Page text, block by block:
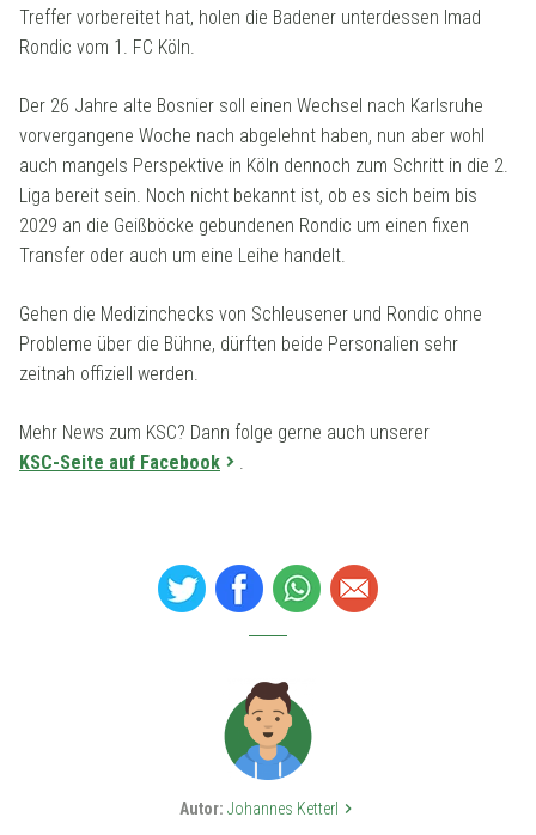
Treffer vorbereitet hat, holen die Badener unterdessen Imad
Rondic vom 1. FC Köln.
Der 26 Jahre alte Bosnier soll einen Wechsel nach Karlsruhe
vorvergangene Woche nach abgelehnt haben, nun aber wohl
auch mangels Perspektive in Köln dennoch zum Schritt in die 2.
Liga bereit sein. Noch nicht bekannt ist, ob es sich beim bis
2029 an die Geißböcke gebundenen Rondic um einen fixen
Transfer oder auch um eine Leihe handelt.
Gehen die Medizinchecks von Schleusener und Rondic ohne
Probleme über die Bühne, dürften beide Personalien sehr
zeitnah offiziell werden.
Mehr News zum KSC? Dann folge gerne auch unserer
KSC-Seite auf Facebook
Autor: Johannes Ketterl keyboard_arrow_right